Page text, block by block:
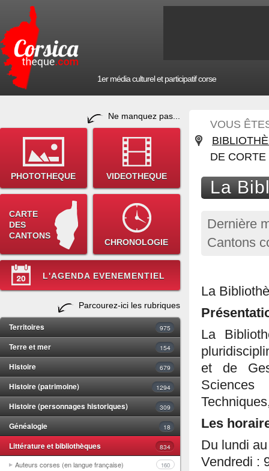
1er média culturel et participatif corse
Ne manquez pas...
PHOTOTHEQUE VIDEOTHEQUE
CARTE
DES
CANTONS
CHRONOLOGIE
L'AGENDA EVENEMENTIEL
Parcourez-ici les rubriques
Territoires 975
Terre et mer 154
Histoire 679
Histoire (patrimoine) 1294
Histoire (personnages historiques) 309
Généalogie 18
Littérature et bibliothèques 834
Auteurs corses (en langue française) 160
VOUS
DE CORTE
La
Dernière
Cantons
La
La
et de
Les
Du lundi
Vendredi :